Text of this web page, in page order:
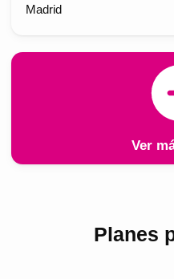
Madrid
Ver
Planes